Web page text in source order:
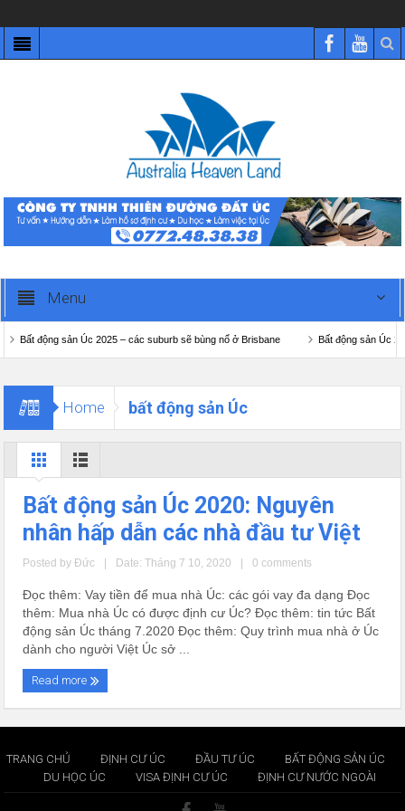
Menu
Bất động sản Úc 2025 – các suburb sẽ bùng nổ ở Brisbane Bất động sản Úc
Home bất động sản Úc
Bất động sản Úc 2020: Nguyên
nhân hấp dẫn các nhà đầu tư Việt
Posted byĐức Date: Tháng 7 10, 2020 0 comments
Đọc thêm: Vay tiền để mua nhà Úc: các gói vay đa dạng Đọc
thêm: Mua nhà Úc có được định cư Úc? Đọc thêm: tin tức Bất
động sản Úc tháng 7.2020 Đọc thêm: Quy trình mua nhà ở Úc
dành cho người Việt Úc sở ...
Read more
TRANG CHỦ ĐỊNH CƯ ÚC ĐẦU TƯ ÚC
BẤT ĐỘNG SẢN ÚC
DU HỌC ÚC
VISA ĐỊNH CƯ ÚC ĐỊNH CƯ NƯỚC NGOÀI